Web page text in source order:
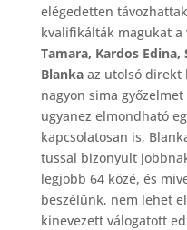
elégedetten
kvalifikálták magukat
Tamara, Kardos Edina,
Blankaaz utolsó direkt
nagyon sima
ugyanez elmondható
kapcsolatosan is,
tussal bizonyult
legjobb 64 közé, és
beszélünk, nem lehet
kinevezett válogatott